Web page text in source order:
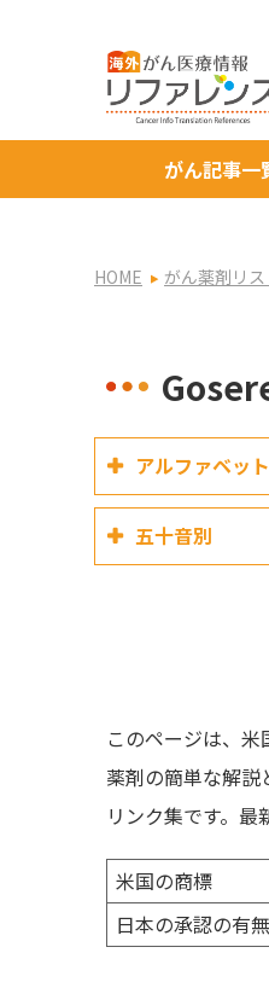
がん記事一
HOME がん薬剤リス
アルファベッ
五十音別
このページは、
薬剤の簡単な解
リンク集です。最
米国の商標
日本の承認の有